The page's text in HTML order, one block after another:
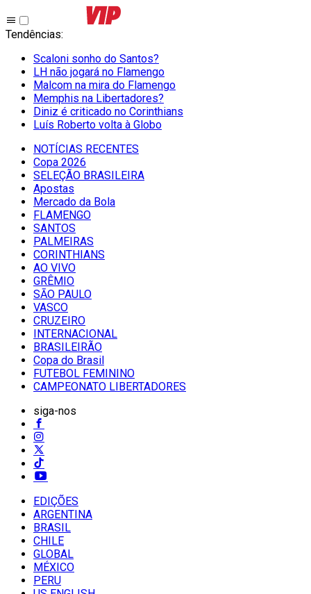
Tendências:
Scaloni sonho do Santos?
LH não jogará no Flamengo
Malcom na mira do Flamengo
Memphis na Libertadores?
Diniz é criticado no Corinthians
Luís Roberto volta à Globo
NOTÍCIAS RECENTES
Copa 2026
SELEÇÃO BRASILEIRA
Apostas
Mercado da Bola
FLAMENGO
SANTOS
PALMEIRAS
CORINTHIANS
AO VIVO
GRÊMIO
SĀO PAULO
VASCO
CRUZEIRO
INTERNACIONAL
BRASILEIRÃO
Copa do Brasil
FUTEBOL FEMININO
CAMPEONATO LIBERTADORES
siga-nos
EDIÇÕES
ARGENTINA
BRASIL
CHILE
GLOBAL
MÉXICO
PERU